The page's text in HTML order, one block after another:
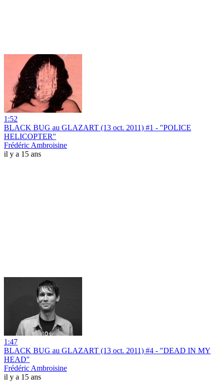
1:52
BLACK BUG au GLAZART (13 oct. 2011) #1 - "POLICE
HELICOPTER"
Frédéric Ambroisine
il y a 15 ans
1:47
BLACK BUG au GLAZART (13 oct. 2011) #4 - "DEAD IN MY
HEAD"
Frédéric Ambroisine
il y a 15 ans